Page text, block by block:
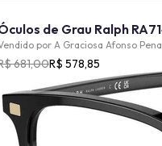
por A Graciosa Afonso Pena
681,00R$ 578,85